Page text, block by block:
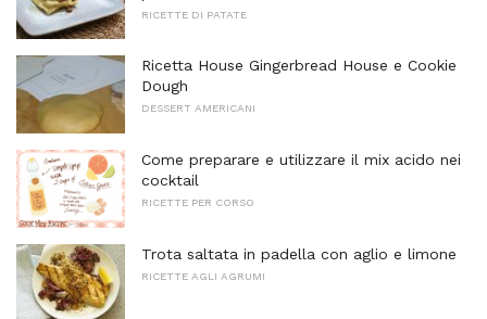
RICETTE DI PATATE
Ricetta House Gingerbread House e Cookie
Dough
DESSERT AMERICANI
Come preparare e utilizzare il mix acido nei
cocktail
RICETTE PER CORSO
Trota saltata in padella con aglio e limone
RICETTE AGLI AGRUMI